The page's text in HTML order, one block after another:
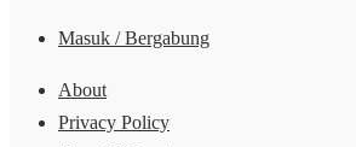
Masuk / Bergabung
About
Privacy Policy